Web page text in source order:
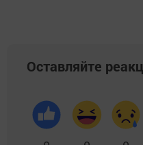
Оставляйте